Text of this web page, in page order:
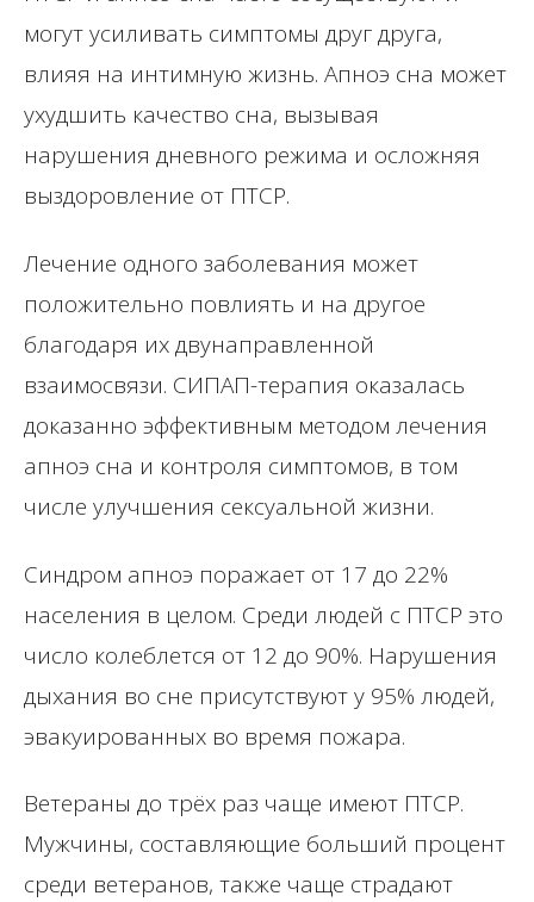
могут усиливать симптомы друг друга,
влияя на интимную жизнь. Апноэ сна может
ухудшить качество сна, вызывая
нарушения дневного режима и осложняя
выздоровление от ПТСР.
Лечение одного заболевания может
положительно повлиять и на другое
благодаря их двунаправленной
взаимосвязи. СИПАП-терапия оказалась
доказанно эффективным методом лечения
апноэ сна и контроля симптомов, в том
числе улучшения сексуальной жизни.
Синдром апноэ поражает от 17 до 22%
населения в целом. Среди людей с ПТСР это
число колеблется от 12 до 90%. Нарушения
дыхания во сне присутствуют у 95% людей,
эвакуированных во время пожара.
Ветераны до трёх раз чаще имеют ПТСР.
Мужчины, составляющие больший процент
среди ветеранов, также чаще страдают